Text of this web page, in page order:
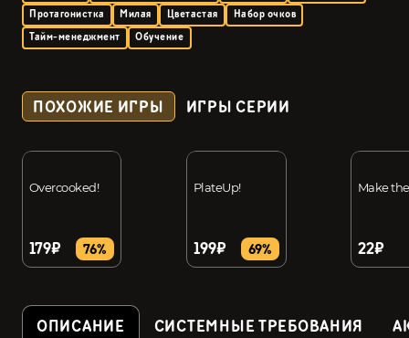
Протагонистка
Милая Цветастая
Набор очков
Тайм-менеджмент
Обучение
ПОХОЖИЕ ИГРЫ ИГРЫ СЕРИИ
Overcooked!
179₽ 76%
PlateUp!
199₽ 69%
Make
22₽
ОПИСАНИЕ СИСТЕМНЫЕ ТРЕБОВАНИЯ